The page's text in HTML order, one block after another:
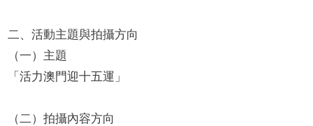
二、活動主題與拍攝方向
（一）主題
「活力澳門迎十五運」
（二）拍攝內容方向